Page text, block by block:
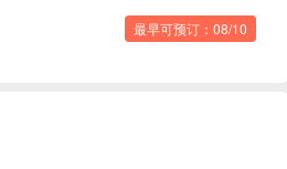
最早可预订：08/10